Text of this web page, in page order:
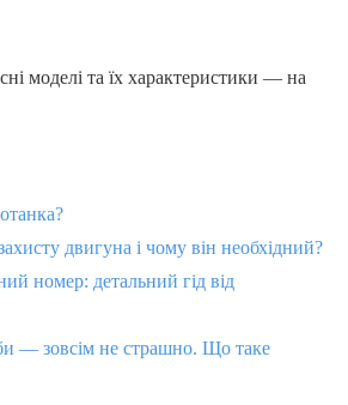
моделі та їх характеристики — на
двигуна і чому він необхідний?
номер: детальний гід від
— зовсім не страшно. Що таке